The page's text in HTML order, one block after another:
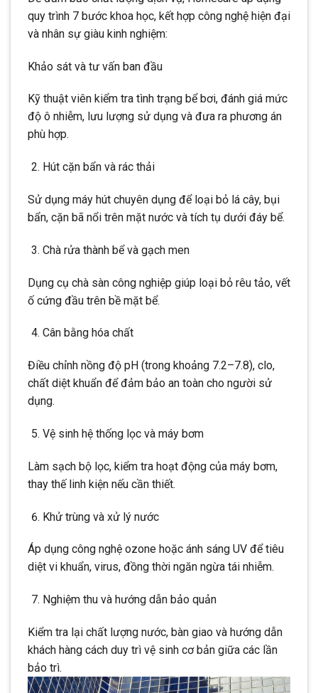
quy trình 7 bước khoa học, kết hợp công nghệ hiện đại
và nhân sự giàu kinh nghiệm:
Khảo sát và tư vấn ban đầu
Kỹ thuật viên kiểm tra tình trạng bể bơi, đánh giá mức
độ ô nhiễm, lưu lượng sử dụng và đưa ra phương án
phù hợp.
Hút cặn bẩn và rác thải
Sử dụng máy hút chuyên dụng để loại bỏ lá cây, bụi
bẩn, cặn bã nổi trên mặt nước và tích tụ dưới đáy bể.
Chà rửa thành bể và gạch men
Dụng cụ chà sàn công nghiệp giúp loại bỏ rêu tảo, vết
ố cứng đầu trên bề mặt bể.
Cân bằng hóa chất
Điều chỉnh nồng độ pH (trong khoảng 7.2–7.8), clo,
chất diệt khuẩn để đảm bảo an toàn cho người sử
dụng.
Vệ sinh hệ thống lọc và máy bơm
Làm sạch bộ lọc, kiểm tra hoạt động của máy bơm,
thay thế linh kiện nếu cần thiết.
Khử trùng và xử lý nước
Áp dụng công nghệ ozone hoặc ánh sáng UV để tiêu
diệt vi khuẩn, virus, đồng thời ngăn ngừa tái nhiễm.
Nghiệm thu và hướng dẫn bảo quản
Kiểm tra lại chất lượng nước, bàn giao và hướng dẫn
khách hàng cách duy trì vệ sinh cơ bản giữa các lần
bảo trì.